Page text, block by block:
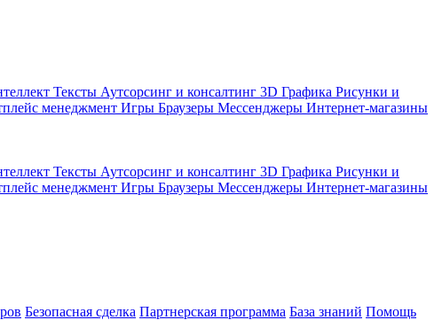
Тексты Аутсорсинг и консалтинг 3D Графика Рисунки и
менеджмент Игры Браузеры Мессенджеры Интернет-магазины
Тексты Аутсорсинг и консалтинг 3D Графика Рисунки и
менеджмент Игры Браузеры Мессенджеры Интернет-магазины
Безопасная сделка Партнерская программа База знаний Помощь